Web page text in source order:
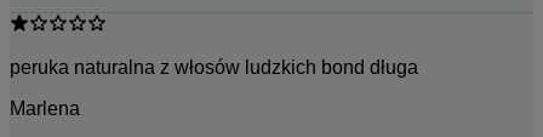
peruka naturalna z włosów ludzkich bond długa
Marlena